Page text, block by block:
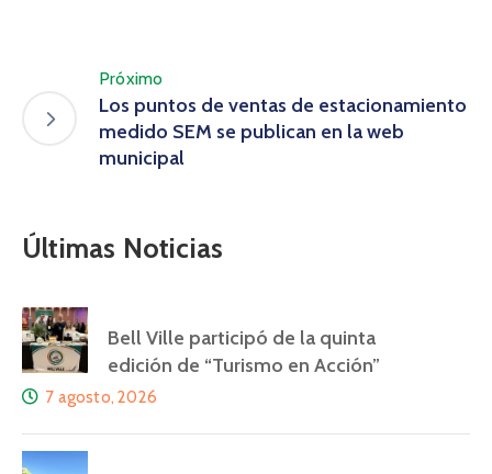
Próximo
Los puntos de ventas de estacionamiento
medido SEM se publican en la web
municipal
Últimas Noticias
Bell Ville participó de la quinta
edición de “Turismo en Acción”
7 agosto, 2026